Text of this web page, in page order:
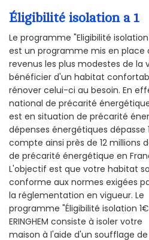
Éligibilité isolation a 1
Le programme "Eligibilité isolation
est un programme mis en
revenus les plus modestes de la
bénéficier d'un habitat
rénover celui-ci au besoin. En
national de précarité
est en situation de précarité
dépenses énergétiques dépasse
compte ainsi près de 12 millions
de précarité énergétique en
L'objectif est que votre habitat
conforme aux normes exigées
la réglementation en vigueur. Le
programme "Éligibilité isolation
ERINGHEM consiste à isoler votre
maison à l'aide d'un soufflage de